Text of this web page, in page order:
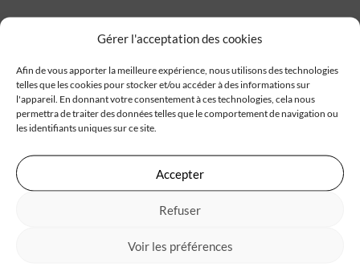
Gérer l'acceptation des cookies
Afin de vous apporter la meilleure expérience, nous utilisons des technologies
telles que les cookies pour stocker et/ou accéder à des informations sur
l'appareil. En donnant votre consentement à ces technologies, cela nous
permettra de traiter des données telles que le comportement de navigation ou
les identifiants uniques sur ce site.
Accepter
Refuser
Voir les préférences
Trouver un terrain constructible
Chaque projet de construction de maison démarre par la
recherche d’un
l’environnement géographique, la superficie qui convient
et l’accessibilité … sont autant d’éléments à prendre en
compte pour bien choisir celui qui correspondra à votre
. Découvrez tous nos
fonciers. Tous les terrains à vendre proposés répondent